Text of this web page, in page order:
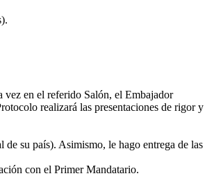
vez en el referido Salón, el Embajador
realizará las presentaciones de rigor y
su país). Asimismo, le hago entrega de las
con el Primer Mandatario.